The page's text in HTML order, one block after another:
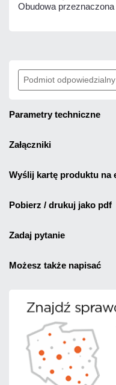
Obudowa
Podmiot
parametry techniczne
załączniki
wyślij kartę produktu na
pobierz / drukuj jako pdf
zadaj pytanie
możesz także napisać